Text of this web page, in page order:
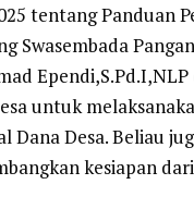
tentang Panduan
Swasembada
untuk
Desa. Beliau
kesiapan